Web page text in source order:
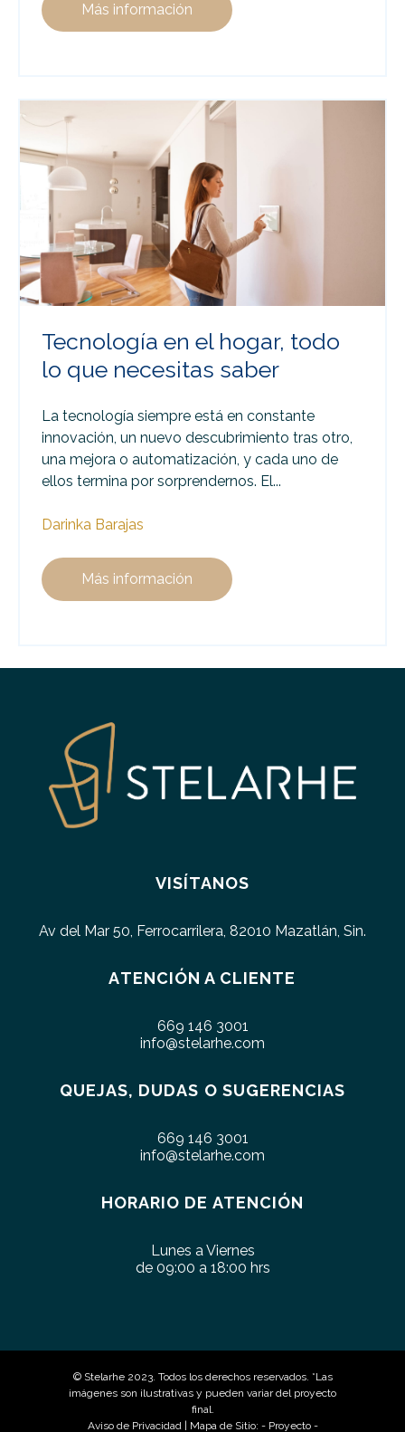
Más información
Tecnología en el hogar, todo
lo que necesitas saber
La tecnología siempre está en constante
innovación, un nuevo descubrimiento tras otro,
una mejora o automatización, y cada uno de
ellos termina por sorprendernos. El...
Darinka Barajas
Más información
VISÍTANOS
Av del Mar 50, Ferrocarrilera, 82010 Mazatlán, Sin.
ATENCIÓN A CLIENTE
669 146 3001
info@stelarhe.com
QUEJAS, DUDAS O SUGERENCIAS
669 146 3001
info@stelarhe.com
HORARIO DE ATENCIÓN
Lunes a Viernes
de 09:00 a 18:00 hrs
© Stelarhe 2023. Todos los derechos reservados. *Las
imágenes son ilustrativas y pueden variar del proyecto
final.
Aviso de Privacidad| Mapa de Sitio: - Proyecto-